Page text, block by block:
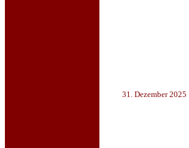
31. Dezember 2025